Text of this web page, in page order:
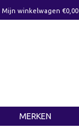
Mijn winkelwagen €0,00
MERKEN